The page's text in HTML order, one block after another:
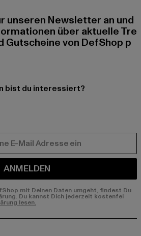
unseren Newsletter an und
über aktuelle Tre
Gutscheine von DefShop p
bist du interessiert?
ANMELDEN
mit Deinen Daten umgeht, findest Du
Du kannst Dich jederzeit kostenfei
lesen.